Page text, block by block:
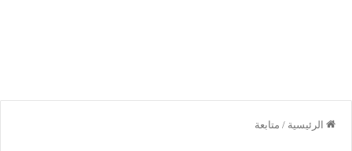
الرئيسية / متابعة